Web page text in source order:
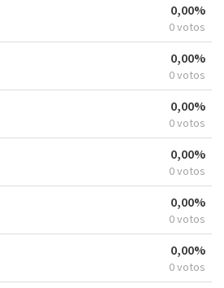
0,00%
0 votos
0,00%
0 votos
0,00%
0 votos
0,00%
0 votos
0,00%
0 votos
0,00%
0 votos